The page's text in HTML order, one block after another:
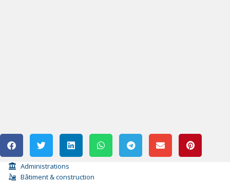
Administrations
Bâtiment & construction